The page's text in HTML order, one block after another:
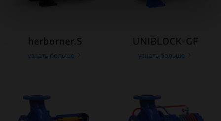
данными, которые они получили при использовании
вами их сервисов.
herborner.S
узнать больше
UNIBLOCK-GF
узнать больше